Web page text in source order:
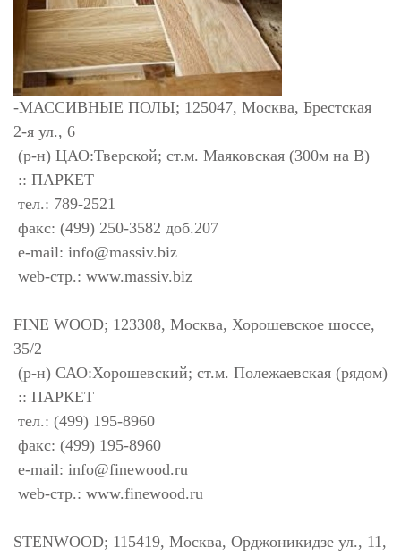
-МАССИВНЫЕ ПОЛЫ; 125047, Москва, Брестская
2-я ул., 6
(р-н) ЦАО:Тверской; ст.м. Маяковская (300м на В)
:: ПАРКЕТ
тел.: 789-2521
факс: (499) 250-3582 доб.207
e-mail: info@massiv.biz
web-стр.: www.massiv.biz
FINE WOOD; 123308, Москва, Хорошевское шоссе,
35/2
(р-н) САО:Хорошевский; ст.м. Полежаевская (рядом)
:: ПАРКЕТ
тел.: (499) 195-8960
факс: (499) 195-8960
e-mail: info@finewood.ru
web-стр.: www.finewood.ru
STENWOOD; 115419, Москва, Орджоникидзе ул., 11,